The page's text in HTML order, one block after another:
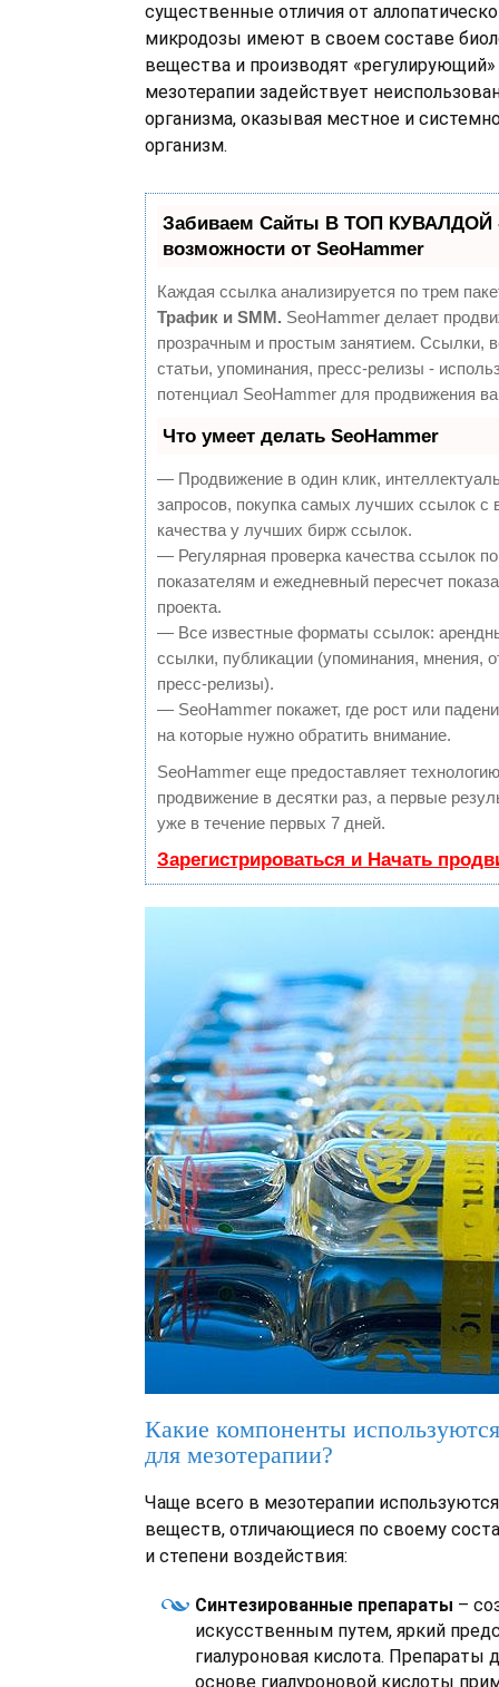
существенные отличия от
микродозы имеют в своем составе
вещества и производят
мезотерапии задействует
организма, оказывая местное и
организм.
Забиваем Сайты В ТОП КУВАЛДОЙ
возможности от SeoHammer
Каждая ссылка анализируется по трем
Трафик и SMM. SeoHammer делает
прозрачным и простым занятием. Ссылки,
статьи, упоминания, пресс-релизы -
потенциал SeoHammer для продвижения
Что умеет делать SeoHammer
— Продвижение в один клик,
запросов, покупка самых лучших ссылок с
качества у лучших бирж ссылок.
— Регулярная проверка качества ссылок
показателям и ежедневный пересчет
проекта.
— Все известные форматы ссылок:
ссылки, публикации (упоминания, мнения,
пресс-релизы).
— SeoHammer покажет, где рост или
на которые нужно обратить внимание.
SeoHammer еще предоставляет
продвижение в десятки раз, а первые
уже в течение первых 7 дней.
Зарегистрироваться и Начать
Какие компоненты
для мезотерапии?
Чаще всего в мезотерапии
веществ, отличающиеся по своему
и степени воздействия:
Синтезированные препараты –
искусственным путем, яркий
гиалуроновая кислота. Препараты
основе гиалуроновой кислоты